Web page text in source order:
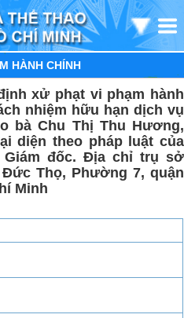
HÀNH CHÍNH
xử phạt vi phạm hành
nhiệm hữu hạn dịch vụ
bà Chu Thị Thu Hương,
diện theo pháp luật của
đốc. Địa chỉ trụ sở
Thọ, Phường 7, quận
Minh